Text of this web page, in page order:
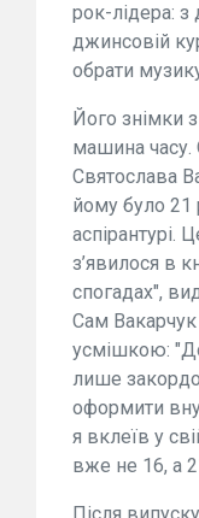
рок-лідера:
джинсовій
обрати
Його знімки
машина часу.
Святослава
йому було 21
з’явилося в
спогадах",
Сам
усмішкою:
лише
оформити
я вклеїв у
вже не 16, а